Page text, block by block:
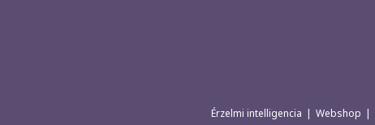
Érzelmi intelligencia Webshop